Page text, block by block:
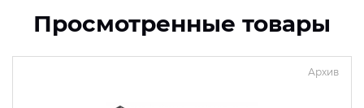
Просмотренные товары
Архив